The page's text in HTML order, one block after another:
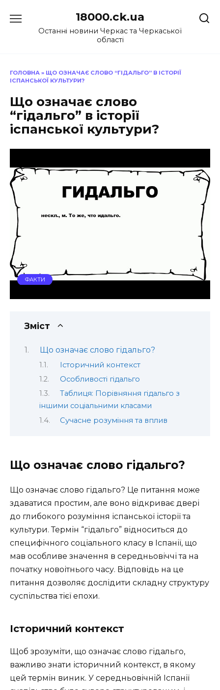
до
18000.ck.ua
Останні новини Черкас та Черкаської
області
ГОЛОВНА » ЩО ОЗНАЧАЄ СЛОВО “ГІДАЛЬГО” В ІСТОРІЇ
ІСПАНСЬКОЇ КУЛЬТУРИ?
Що означає слово
“гідальго” в історії
іспанської культури?
ФАКТИ
Зміст
Що означає слово гідальго?
Історичний контекст
Особливості гідальго
Таблиця: Порівняння гідальго з
іншими соціальними класами
Сучасне розуміння та вплив
Що означає слово гідальго?
Що означає слово гідальго? Це питання може
здаватися простим, але воно відкриває двері
до глибокого розуміння іспанської історії та
культури. Термін “гідальго” відноситься до
специфічного соціального класу в Іспанії, що
мав особливе значення в середньовіччі та на
початку новоітнього часу. Відповідь на це
питання дозволяє дослідити складну структуру
суспільства тієї епохи.
Історичний контекст
Щоб зрозуміти, що означає слово гідальго,
важливо знати історичний контекст, в якому
цей термін виник. У середньовічній Іспанії